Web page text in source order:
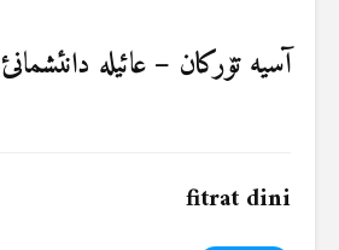
آسیە تۆرکان – عائیلە دانئشمانئ
fitrat dini